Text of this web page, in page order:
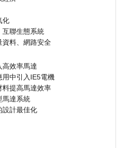
化
互聯生態系統
資料、網路安全
高效率馬達
用中引入IE5電機
料提高馬達效率
馬達系統
設計最佳化